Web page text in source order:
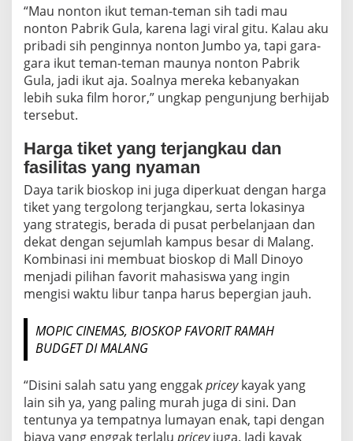
“Mau nonton ikut teman-teman sih tadi mau
nonton Pabrik Gula, karena lagi viral gitu. Kalau aku
pribadi sih penginnya nonton Jumbo ya, tapi gara-
gara ikut teman-teman maunya nonton Pabrik
Gula, jadi ikut aja. Soalnya mereka kebanyakan
lebih suka film horor,” ungkap pengunjung berhijab
tersebut.
Harga tiket yang terjangkau dan
fasilitas yang nyaman
Daya tarik bioskop ini juga diperkuat dengan harga
tiket yang tergolong terjangkau, serta lokasinya
yang strategis, berada di pusat perbelanjaan dan
dekat dengan sejumlah kampus besar di Malang.
Kombinasi ini membuat bioskop di Mall Dinoyo
menjadi pilihan favorit mahasiswa yang ingin
mengisi waktu libur tanpa harus bepergian jauh.
MOPIC CINEMAS, BIOSKOP FAVORIT RAMAH
BUDGET DI MALANG
“Disini salah satu yang enggakpriceykayak yang
lain sih ya, yang paling murah juga di sini. Dan
tentunya ya tempatnya lumayan enak, tapi dengan
biaya yang enggak terlalu priceyjuga. Jadi kayak